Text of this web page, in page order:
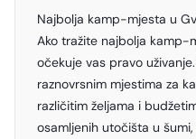
Najbolja kamp-mjesta u
Ako tražite najbolja kamp-
očekuje vas pravo
raznovrsnim mjestima za
različitim željama i
osamljenih utočišta u